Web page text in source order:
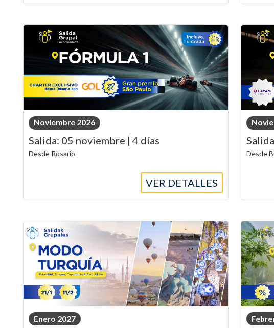
Noviembre 2026
Salida: 05 noviembre | 4 días
Desde Rosario
VER DETALLES
Desde
Enero 2027